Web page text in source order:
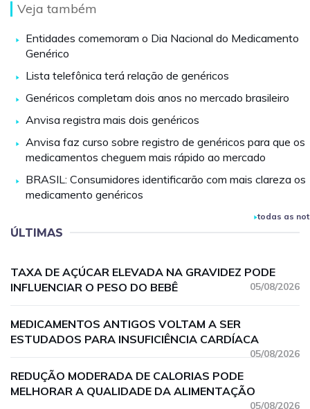
Veja também
Entidades comemoram o Dia Nacional do Medicamento
Genérico
Lista telefônica terá relação de genéricos
Genéricos completam dois anos no mercado brasileiro
Anvisa registra mais dois genéricos
Anvisa faz curso sobre registro de genéricos para que os
medicamentos cheguem mais rápido ao mercado
BRASIL: Consumidores identificarão com mais clareza os
medicamento genéricos
todas as
ÚLTIMAS
TAXA DE AÇÚCAR ELEVADA NA GRAVIDEZ PODE
INFLUENCIAR O PESO DO BEBÊ
05/08/2026
MEDICAMENTOS ANTIGOS VOLTAM A SER
ESTUDADOS PARA INSUFICIÊNCIA CARDÍACA
05/08/2026
REDUÇÃO MODERADA DE CALORIAS PODE
MELHORAR A QUALIDADE DA ALIMENTAÇÃO
05/08/2026